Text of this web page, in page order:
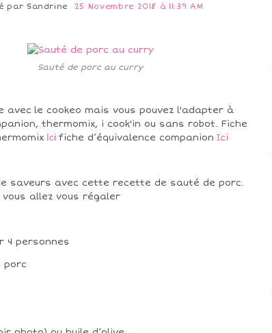
par Sandrine 25 Novembre 2018 à 11:39 AM
Sauté de porc au curry
avec le cookeo mais vous pouvez l'adapter à
thermomix, i cook'in ou sans robot. Fiche
Ici fiche d’équivalence companion Ici
saveurs avec cette recette de sauté de porc.
allez vous régaler
4 personnes
porc